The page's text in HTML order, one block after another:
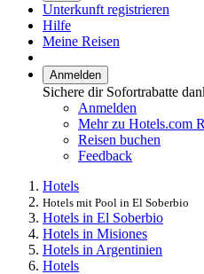
Unterkunft registrieren
Hilfe
Meine Reisen
Anmelden
Sichere dir Sofortrabatte
Anmelden
Mehr zu Hotels.com
Reisen buchen
Feedback
Hotels
Hotels mit Pool in El Soberbio
Hotels in El Soberbio
Hotels in Misiones
Hotels in Argentinien
Hotels